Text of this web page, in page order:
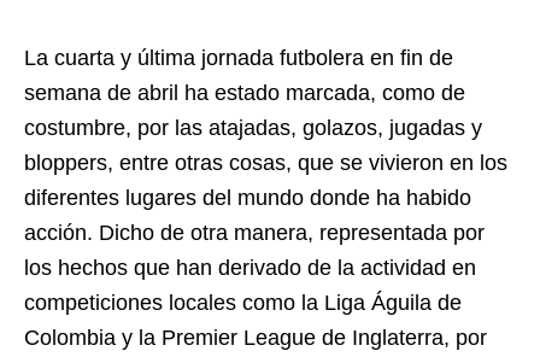
La cuarta y última jornada futbolera en fin de
semana de abril ha estado marcada, como de
costumbre, por las atajadas, golazos, jugadas y
bloppers, entre otras cosas, que se vivieron en los
diferentes lugares del mundo donde ha habido
acción. Dicho de otra manera, representada por
los hechos que han derivado de la actividad en
competiciones locales como la Liga Águila de
Colombia y la Premier League de Inglaterra, por